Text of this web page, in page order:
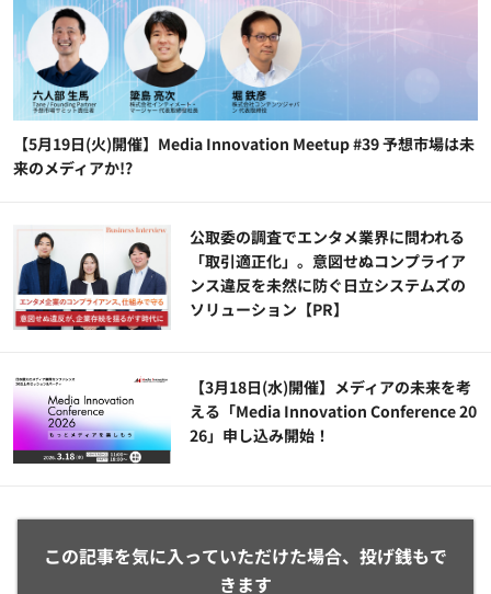
【5月19日(火)開催】Media Innovation Meetup #39 予想市場は未
来のメディアか!?
公​​取委の調査でエンタメ業界に問われる
「取引適正化」。意図せぬコンプライア
ンス違反を未然に防ぐ日立システムズの
ソリューション​【PR】
【3月18日(水)開催】メディアの未来を考
える「Media Innovation Conference 20
26」申し込み開始！
この記事を気に入っていただけた場合、投げ銭もで
きます